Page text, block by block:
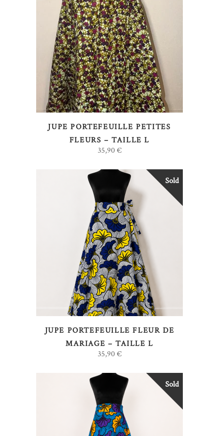
AJOUTER AU PANIER
JUPE PORTEFEUILLE PETITES
FLEURS – TAILLE L
35,90€
Sold
LIRE LA SUITE
JUPE PORTEFEUILLE FLEUR DE
MARIAGE – TAILLE L
35,90€
Sold